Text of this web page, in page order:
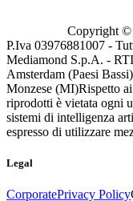
Copyright ©
P.Iva 03976881007 -
Mediamond S.p.A. -
Amsterdam (Paesi
Monzese (MI)Rispetto
riprodotti è vietata ogni
sistemi di intelligenza
espresso di utilizzare
Legal
CorporatePrivacy Policy